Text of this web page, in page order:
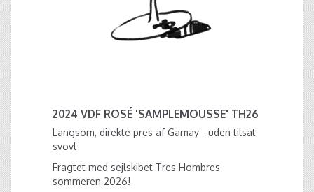
2024 VDF ROSÉ 'SAMPLEMOUSSE' TH26
Langsom, direkte pres af Gamay - uden tilsat
svovl
Fragtet med sejlskibet Tres Hombres
sommeren 2026!